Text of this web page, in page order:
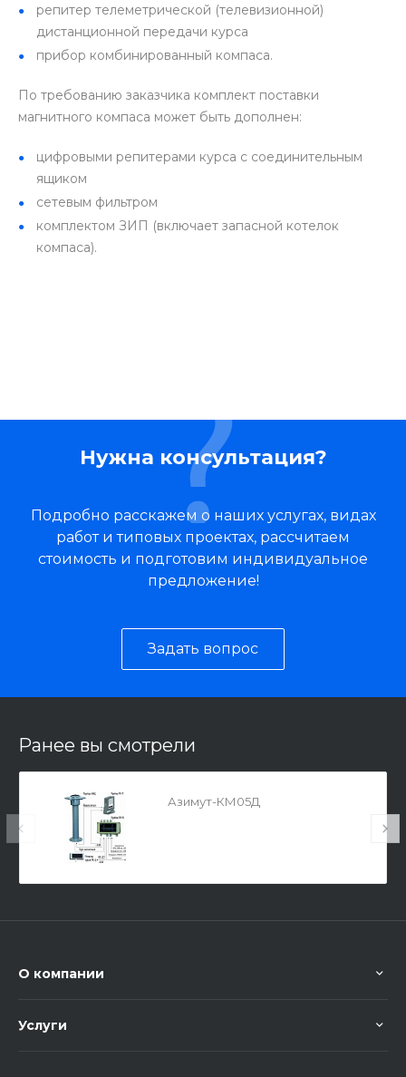
репитер телеметрической (телевизионной)
дистанционной передачи курса
прибор комбинированный компаса.
По требованию заказчика комплект поставки
магнитного компаса может быть дополнен:
цифровыми репитерами курса с соединительным
ящиком
сетевым фильтром
комплектом ЗИП (включает запасной котелок
компаса).
Нужна консультация?
Подробно расскажем о наших услугах, видах
работ и типовых проектах, рассчитаем
стоимость и подготовим индивидуальное
предложение!
Задать вопрос
Ранее вы смотрели
Азимут-КМ05Д
О компании
Услуги